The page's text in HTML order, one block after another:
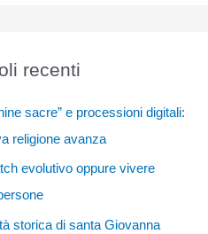
recenti
sacre” e processioni digitali:
religione avanza
evolutivo oppure vivere
storica di santa Giovanna